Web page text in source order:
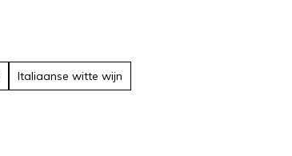
Italiaanse witte wijn